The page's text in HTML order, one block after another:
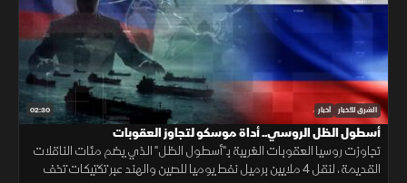
02:30 الشرق للأخبار أخبار
أسطول الظل الروسي.. أداة موسكو لتجاوز العقوبات
تجاوزت روسيا العقوبات الغربية بـ"أسطول الظل" الذي يضم مئات الناقلات
القديمة، لنقل 4 ملايين برميل نفط يوميا للصين والهند عبر تكتيكات تخف